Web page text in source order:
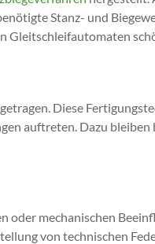
Stanz- und
Gleitschleifautomaten
Diese
auftreten. Dazu
mechanischen
von technischen